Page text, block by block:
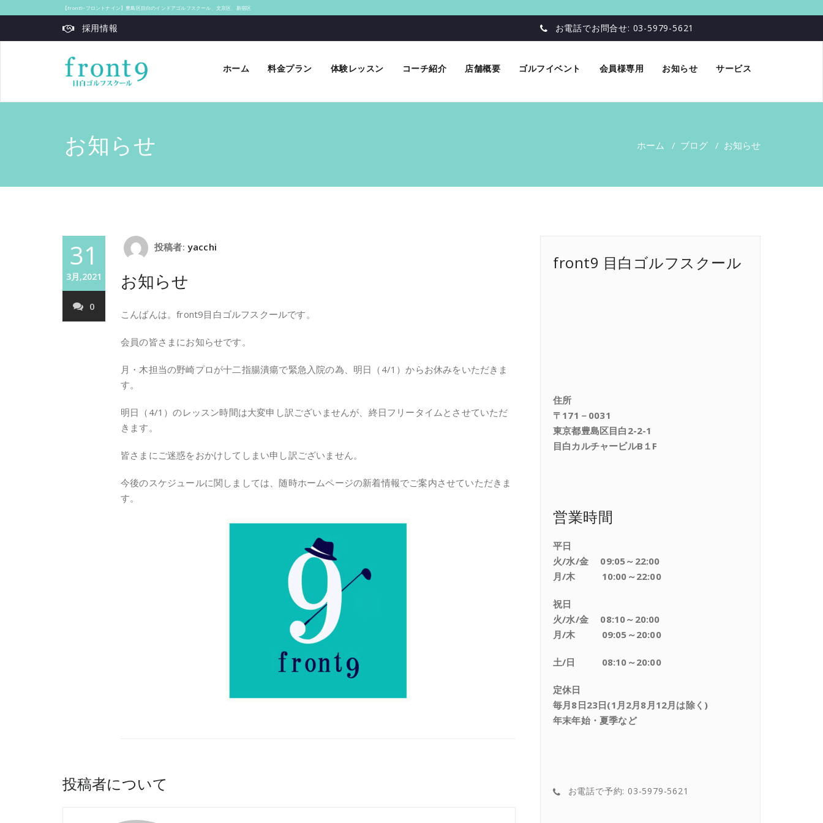
【front9‐フロントナイン】豊島区目白のインドアゴルフスクール、文京区、新宿区
採用情報 お電話でお問合せ: 03-5979-5621
ホーム 料金プラン 体験レッスン コーチ紹介 店舗概要 ゴルフイベント 会員様専用 お知らせ サービス
お知らせ ホーム / ブログ / お知らせ
31
3月,2021
0
投稿者: yacchi
お知らせ
こんばんは。front9目白ゴルフスクールです。
会員の皆さまにお知らせです。
月・木担当の野崎プロが十二指腸潰瘍で緊急入院の為、明日（4/1）からお休みをいただきま
す。
明日（4/1）のレッスン時間は大変申し訳ございませんが、終日フリータイムとさせていただ
きます。
皆さまにご迷惑をおかけしてしまい申し訳ございません。
今後のスケジュールに関しましては、随時ホームページの新着情報でご案内させていただきま
す。
投稿者について
front9 目白ゴルフスクール
住所
〒171－0031
東京都豊島区目白2-2-1
目白カルチャービルB１F
営業時間
平日
火/水/金 09:05～22:00
月/木 10:00～22:00
祝日
火/水/金 08:10～20:00
月/木 09:05～20:00
土/日 08:10～20:00
定休日
毎月8日23日(1月2月8月12月は除く)
年末年始・夏季など
お電話で予約: 03-5979-5621